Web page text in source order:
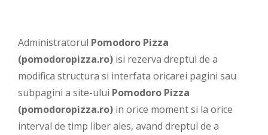
Administratorul Pomodoro Pizza
(pomodoropizza.ro) isi rezerva dreptul de a
modifica structura si interfata oricarei pagini sau
subpagini a site-ului Pomodoro Pizza
(pomodoropizza.ro) in orice moment si la orice
interval de timp liber ales, avand dreptul de a